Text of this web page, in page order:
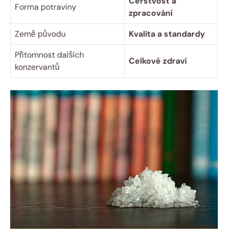
Forma potraviny
zpracování
Země původu
Kvalita a standardy
Přítomnost dalších
konzervantů
Celkové zdraví